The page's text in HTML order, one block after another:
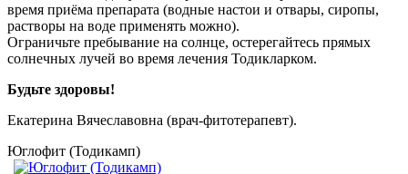
время приёма препарата (водные настои и отвары, сиропы,
растворы на воде применять можно).
Ограничьте пребывание на солнце, остерегайтесь прямых
солнечных лучей во время лечения Тодикларком.
Будьте здоровы!
Екатерина Вячеславовна (врач-фитотерапевт).
Юглофит (Тодикамп)